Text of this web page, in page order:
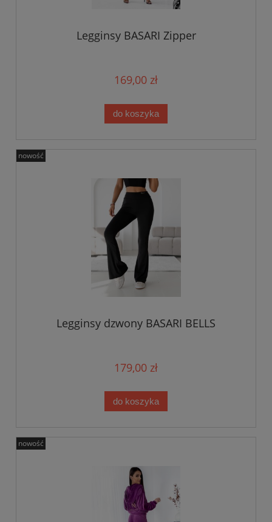
Legginsy BASARI Zipper
169,00 zł
do koszyka
Legginsy dzwony BASARI BELLS
179,00 zł
do koszyka
nowość
nowość